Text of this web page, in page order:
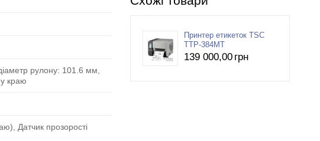
рулону: 101.6 мм,
краю
Датчик прозорості
Принтер етикеток TSC
TTP-384MT
139 000,00 грн